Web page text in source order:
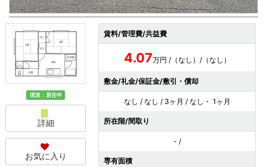
現況：居住中
詳細
お気に入り
賃料/管理費/共益費
4.07万円 /（なし）/（なし）
敷金/礼金/保証金/敷引・償却
なし / なし / 3ヶ月 / なし・ 1ヶ月
所在階/間取り
- /
専有面積